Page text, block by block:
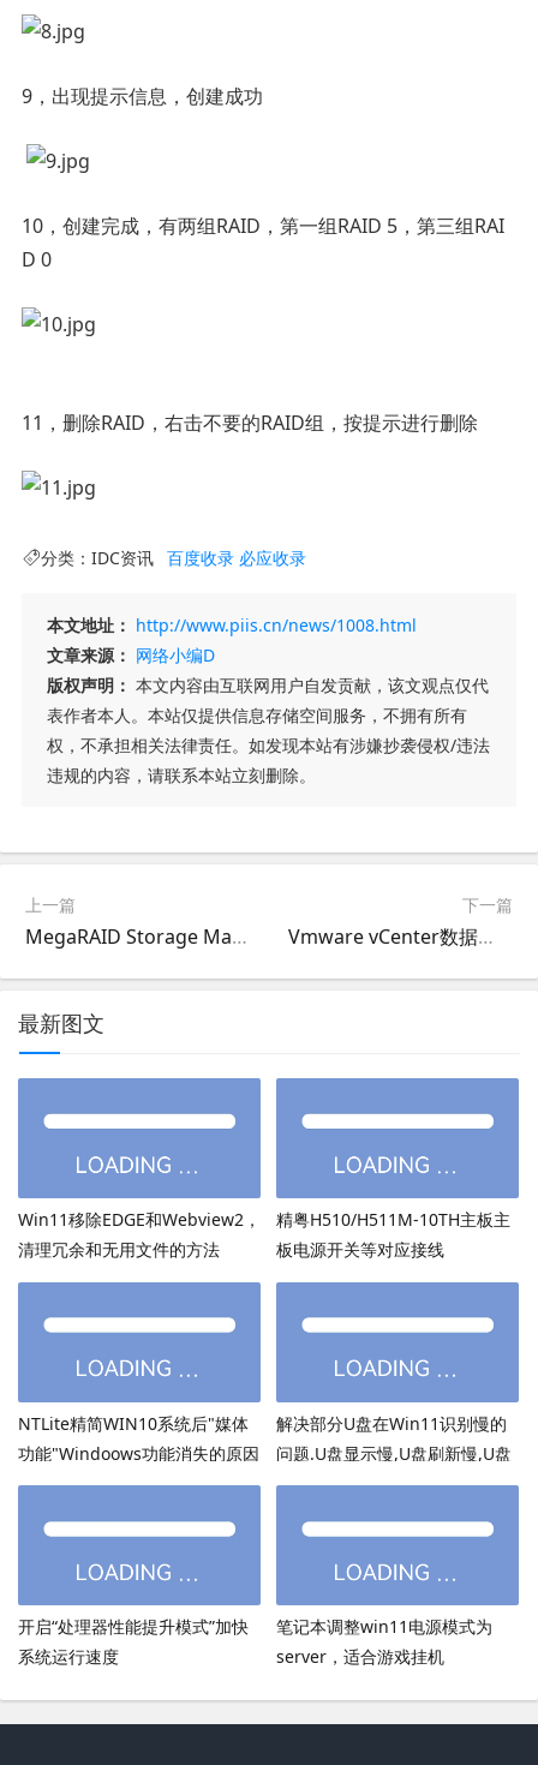
9，出现提示信息，创建成功
10，创建完成，有两组RAID，第一组RAID 5，第三组RAI
D 0
11，删除RAID，右击不要的RAID组，按提示进行删除
分类： IDC资讯 百度收录 必应收录
本文地址： http://www.piis.cn/news/1008.html
文章来源： 网络小编D
版权声明： 本文内容由互联网用户自发贡献，该文观点仅代
表作者本人。本站仅提供信息存储空间服务，不拥有所有
权，不承担相关法律责任。如发现本站有涉嫌抄袭侵权/违法
违规的内容，请联系本站立刻删除。
上一篇
MegaRAID Storage Manager (MSM)对raid 在线扩容（Online Capacity Expansion）
下一篇
Vmware vCenter数据库爆满后终极解决，vCenter数据库过大运行卡死的解决方法
最新图文
Win11移除EDGE和Webview2，
清理冗余和无用文件的方法
精粤H510/H511M-10TH主板主
板电源开关等对应接线
NTLite精简WIN10系统后"媒体
功能"Windoows功能消失的原因
解决部分U盘在Win11识别慢的
问题.U盘显示慢,U盘刷新慢,U盘
加载慢
开启“处理器性能提升模式”加快
系统运行速度
笔记本调整win11电源模式为
server，适合游戏挂机